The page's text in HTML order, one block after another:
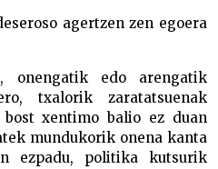
agertzen zen egoera
onengatik edo arengatik
txalorik zaratatsuenak
xentimo balio ez duan
mundukorik onena kanta
ezpadu, politika kutsurik